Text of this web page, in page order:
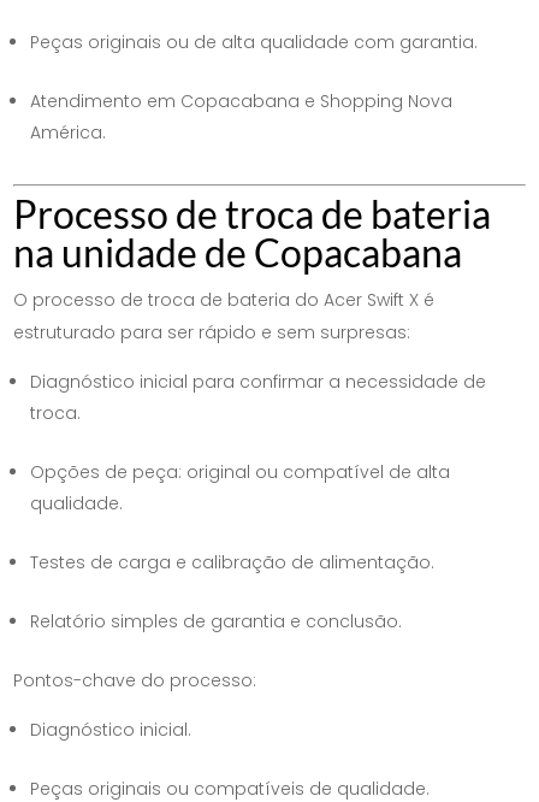
Peças originais ou de alta qualidade com garantia.
Atendimento em Copacabana e Shopping Nova
América.
Processo de troca de bateria
na unidade de Copacabana
O processo de troca de bateria do Acer Swift X é
estruturado para ser rápido e sem surpresas:
Diagnóstico inicial para confirmar a necessidade de
troca.
Opções de peça: original ou compatível de alta
qualidade.
Testes de carga e calibração de alimentação.
Relatório simples de garantia e conclusão.
Pontos-chave do processo:
Diagnóstico inicial.
Peças originais ou compatíveis de qualidade.